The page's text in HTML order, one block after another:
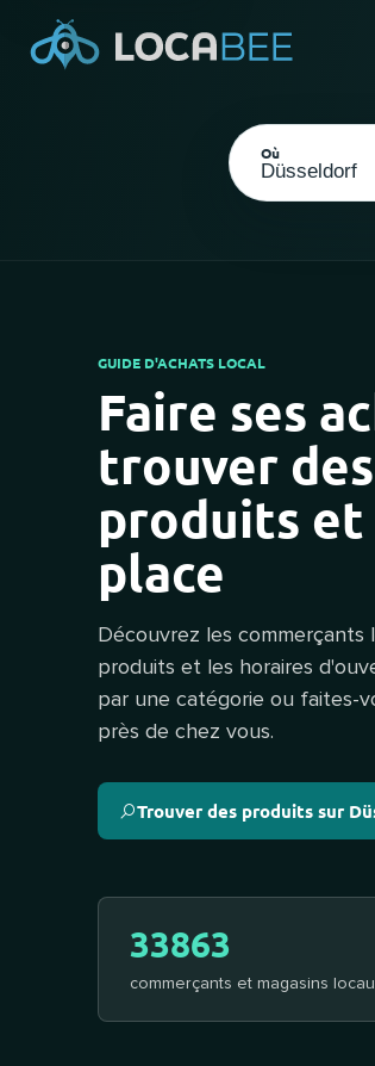
Où
Choisir ma localisation
GUIDE D'ACHATS LOCAL
Faire ses
trouver
produits
place
Découvrez les commerçants
produits et les horaires
par une catégorie ou faites-
près de chez vous.
Trouver des produits sur
33863
commerçants et magasins